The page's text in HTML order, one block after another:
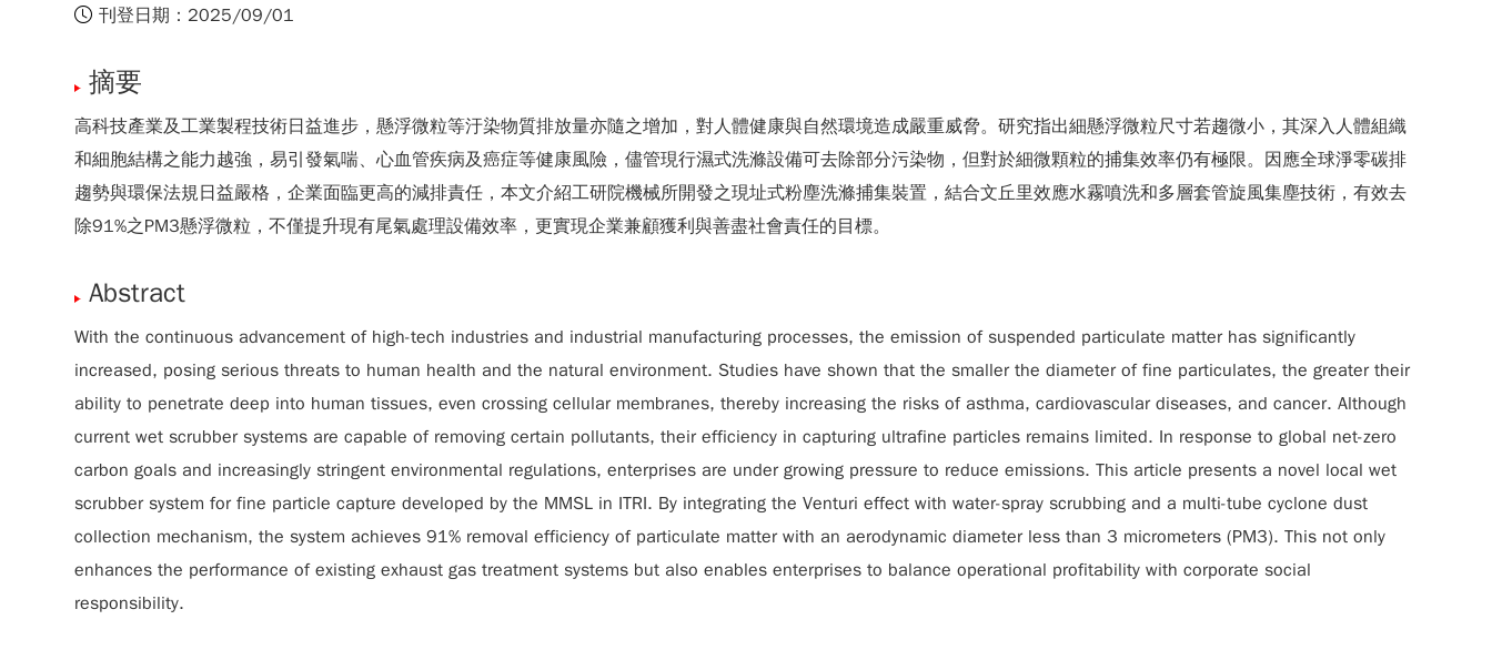
刊登日期：2025/09/01
摘要
高科技產業及工業製程技術日益進步，懸浮微粒等汙染物質排放量亦隨之增加，對人體健康與自然環境造成嚴重威脅。研究指出細懸浮微粒尺寸若趨微小，其深入人體組織
和細胞結構之能力越強，易引發氣喘、心血管疾病及癌症等健康風險，儘管現行濕式洗滌設備可去除部分污染物，但對於細微顆粒的捕集效率仍有極限。因應全球淨零碳排
趨勢與環保法規日益嚴格，企業面臨更高的減排責任，本文介紹工研院機械所開發之現址式粉塵洗滌捕集裝置，結合文丘里效應水霧噴洗和多層套管旋風集塵技術，有效去
除91%之PM3懸浮微粒，不僅提升現有尾氣處理設備效率，更實現企業兼顧獲利與善盡社會責任的目標。
Abstract
With the continuous advancement of high-tech industries and industrial manufacturing processes, the emission of suspended particulate matter has significantly
increased, posing serious threats to human health and the natural environment. Studies have shown that the smaller the diameter of fine particulates, the greater their
ability to penetrate deep into human tissues, even crossing cellular membranes, thereby increasing the risks of asthma, cardiovascular diseases, and cancer. Although
current wet scrubber systems are capable of removing certain pollutants, their efficiency in capturing ultrafine particles remains limited. In response to global net-zero
carbon goals and increasingly stringent environmental regulations, enterprises are under growing pressure to reduce emissions. This article presents a novel local wet
scrubber system for fine particle capture developed by the MMSL in ITRI. By integrating the Venturi effect with water-spray scrubbing and a multi-tube cyclone dust
collection mechanism, the system achieves 91% removal efficiency of particulate matter with an aerodynamic diameter less than 3 micrometers (PM3). This not only
enhances the performance of existing exhaust gas treatment systems but also enables enterprises to balance operational profitability with corporate social
responsibility.